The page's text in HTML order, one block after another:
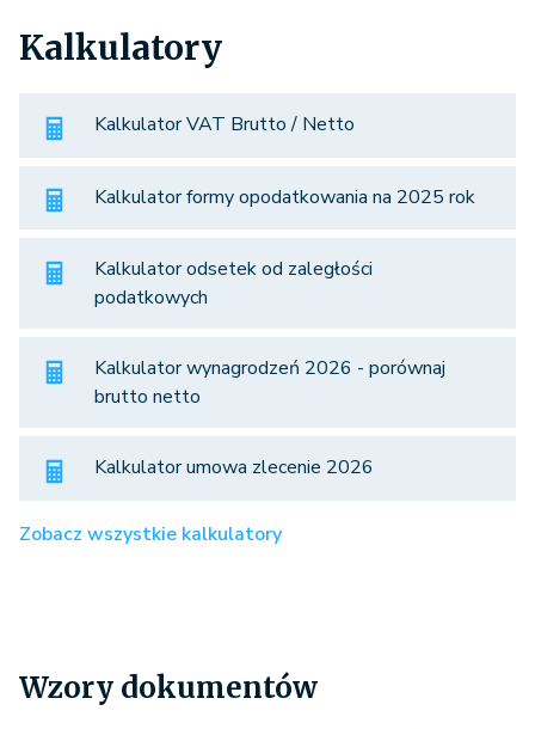
Kalkulatory
Kalkulator VAT Brutto / Netto
Kalkulator formy opodatkowania na 2025 rok
Kalkulator odsetek od zaległości
podatkowych
Kalkulator wynagrodzeń 2026 - porównaj
brutto netto
Kalkulator umowa zlecenie 2026
Zobacz wszystkie kalkulatory
Wzory dokumentów